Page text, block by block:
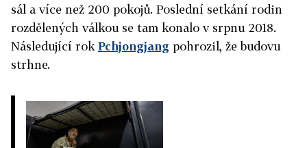
sál a více než 200 pokojů. Poslední setkání rodin
rozdělených válkou se tam konalo v srpnu 2018.
Následující rok Pchjongjang pohrozil, že budovu
strhne.